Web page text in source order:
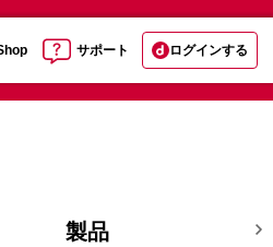
サポート ログインする
製品